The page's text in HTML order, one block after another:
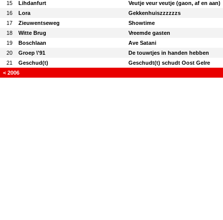
15
Lihdanfurt
Veutje veur veutje (gaon, af en aan)
16
Lora
Gekkenhuiszzzzzzs
17
Zieuwentseweg
Showtime
18
Witte Brug
Vreemde gasten
19
Boschlaan
Ave Satani
20
Groep \'91
De touwtjes in handen hebben
21
Geschud(t)
Geschudt(t) schudt Oost Gelre
< 2006